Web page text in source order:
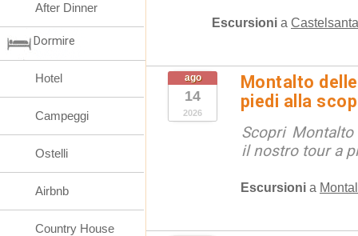
Escursioni a
ago
14
2026
Montalto
piedi alla
Scopri
il nostro tour a
Escursioni a
After Dinner
Dormire
Hotel
Campeggi
Ostelli
Airbnb
Country House